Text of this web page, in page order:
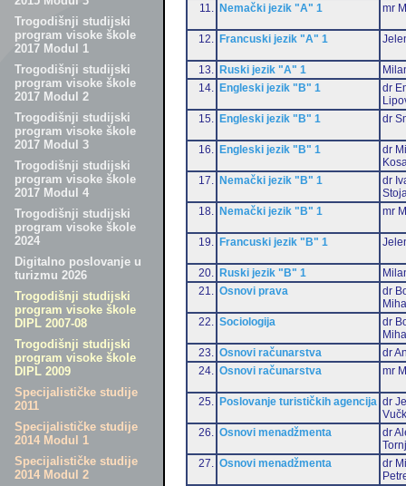
Trogodišnji studijski
program visoke škole
2017 Modul 1
Trogodišnji studijski
program visoke škole
2017 Modul 2
Trogodišnji studijski
program visoke škole
2017 Modul 3
Trogodišnji studijski
program visoke škole
2017 Modul 4
Trogodišnji studijski
program visoke škole
2024
Digitalno poslovanje u
turizmu 2026
Trogodišnji studijski
program visoke škole
DIPL 2007-08
Trogodišnji studijski
program visoke škole
DIPL 2009
Specijalističke studije
2011
Specijalističke studije
2014 Modul 1
Specijalističke studije
2014 Modul 2
11.
Nemački jezik "A" 1 mr
12. Francuski jezik "A" 1
13. Ruski jezik "A" 1
14.
Engleski jezik "B" 1
dr
15.
Engleski jezik "B" 1 dr
16. Engleski jezik "B" 1
dr
17.
Nemački jezik "B" 1
dr
18.
Nemački jezik "B" 1 mr
19. Francuski jezik "B" 1
20. Ruski jezik "B" 1
21.
Osnovi prava
dr
22.
Sociologija
dr
23.
Osnovi računarstva
dr
24.
Osnovi računarstva mr
25. Poslovanje turističkih agencija dr
26.
Osnovi menadžmenta
dr
27.
Osnovi menadžmenta
dr